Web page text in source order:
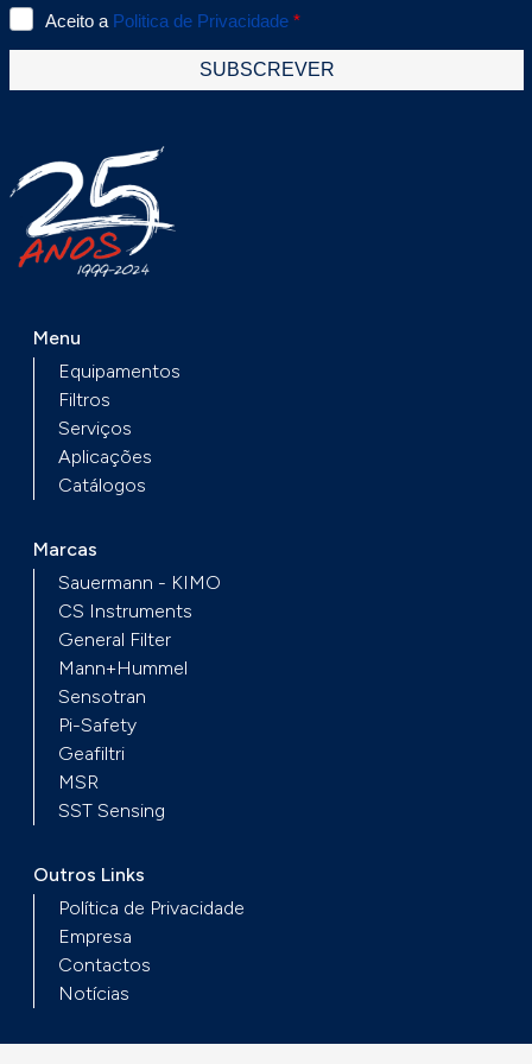
em tempo real, oferecendo a possibilidade
de configurar os valores teóricos desses
dois parâmetros. Além disso, eles medem
aquecimento e refrigeração.A solução inclui
o aplicativo Si-Manifold e uma conexão
Bluetooth® 4.2 com um baixo consumo de
energia de 30 metros. Permite memorizar
até 124 fluídos refrigerantes, incluindo
Menu
Equipamentos
Filtros
Serviços
Aplicações
Catálogos
Marcas
Sauermann - KIMO
CS Instruments
General Filter
Mann+Hummel
Sensotran
Pi-Safety
Geafiltri
MSR
SST Sensing
Outros Links
Política de Privacidade
Empresa
Contactos
Notícias